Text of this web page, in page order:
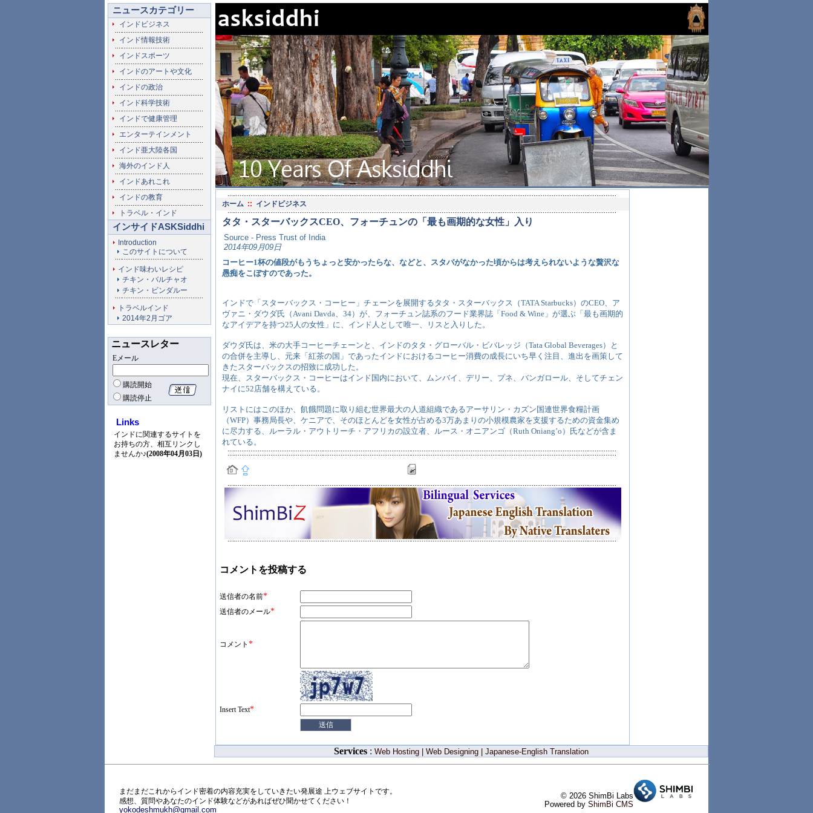
ニュースカテゴリー
インドビジネス
インド情報技術
インドスポーツ
インドのアートや文化
インドの政治
インド科学技術
インドで健康管理
エンターテインメント
インド亜大陸各国
海外のインド人
インドあれこれ
インドの教育
トラベル・インド
インサイドASKSiddhi
Introduction
このサイトについて
インド味わいレシピ
チキン・バルチャオ
チキン・ビンダルー
トラベルインド
2014年2月ゴア
ニュースレター
Eメール
購読開始
購読停止
Links
インドに関連するサイトを
お持ちの方、相互リンクし
ませんか♪(2008年04月03日)
ホーム :: インドビジネス
タタ・スターバックスCEO、フォーチュンの「最も画期的な女性」入り
Source - Press Trust of India
2014年09月09日
コーヒー1杯の値段がもうちょっと安かったらな、などと、スタバがなかった頃からは考えられないような贅沢な
愚痴をこぼすのであった。
インドで「スターバックス・コーヒー」チェーンを展開するタタ・スターバックス（TATA Starbucks）のCEO、ア
ヴァニ・ダウダ氏（Avani Davda、34）が、フォーチュン誌系のフード業界誌「Food & Wine」が選ぶ「最も画期的
なアイデアを持つ25人の女性」に、インド人として唯一、リスと入りした。
ダウダ氏は、米の大手コーヒーチェーンと、インドのタタ・グローバル・ビバレッジ（Tata Global Beverages）と
の合併を主導し、元来「紅茶の国」であったインドにおけるコーヒー消費の成長にいち早く注目、進出を画策して
きたスターバックスの招致に成功した。
現在、スターバックス・コーヒーはインド国内において、ムンバイ、デリー、プネ、バンガロール、そしてチェン
ナイに52店舗を構えている。
リストにはこのほか、飢餓問題に取り組む世界最大の人道組織であるアーサリン・カズン国連世界食糧計画
（WFP）事務局長や、ケニアで、そのほとんどを女性が占める3万あまりの小規模農家を支援するための資金集め
に尽力する、ルーラル・アウトリーチ・アフリカの設立者、ルース・オニアンゴ（Ruth Oniang’o）氏などが含ま
れている。
コメントを投稿する
送信者の名前*
送信者のメール*
コメント *
Insert Text*
Services : Web Hosting Web Designing Japanese-English Translation
まだまだこれからインド密着の内容充実をしていきたい発展途 上ウェブサイトです。
感想、質問やあなたのインド体験などがあればぜひ聞かせてください！
yokodeshmukh@gmail.com
© 2026 ShimBi Labs
Powered by ShimBi CMS